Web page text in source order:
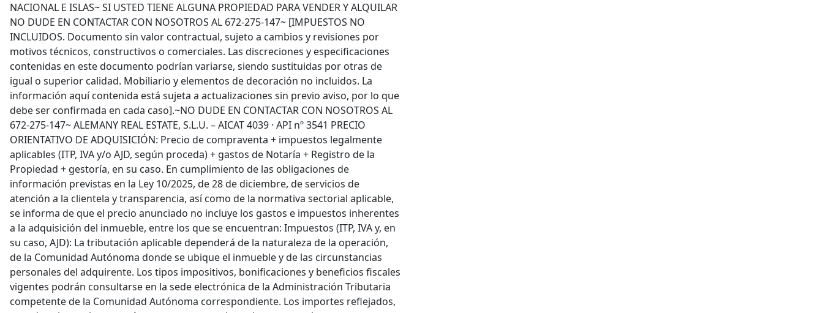
NACIONAL E ISLAS~ SI USTED TIENE ALGUNA PROPIEDAD PARA VENDER Y ALQUILAR
NO DUDE EN CONTACTAR CON NOSOTROS AL 672-275-147~ [IMPUESTOS NO
INCLUIDOS. Documento sin valor contractual, sujeto a cambios y revisiones por
motivos técnicos, constructivos o comerciales. Las discreciones y especificaciones
contenidas en este documento podrían variarse, siendo sustituidas por otras de
igual o superior calidad. Mobiliario y elementos de decoración no incluidos. La
información aquí contenida está sujeta a actualizaciones sin previo aviso, por lo que
debe ser confirmada en cada caso].~NO DUDE EN CONTACTAR CON NOSOTROS AL
672-275-147~ ALEMANY REAL ESTATE, S.L.U. – AICAT 4039 · API nº 3541 PRECIO
ORIENTATIVO DE ADQUISICIÓN: Precio de compraventa + impuestos legalmente
aplicables (ITP, IVA y/o AJD, según proceda) + gastos de Notaría + Registro de la
Propiedad + gestoría, en su caso. En cumplimiento de las obligaciones de
información previstas en la Ley 10/2025, de 28 de diciembre, de servicios de
atención a la clientela y transparencia, así como de la normativa sectorial aplicable,
se informa de que el precio anunciado no incluye los gastos e impuestos inherentes
a la adquisición del inmueble, entre los que se encuentran: Impuestos (ITP, IVA y, en
su caso, AJD): La tributación aplicable dependerá de la naturaleza de la operación,
de la Comunidad Autónoma donde se ubique el inmueble y de las circunstancias
personales del adquirente. Los tipos impositivos, bonificaciones y beneficios fiscales
vigentes podrán consultarse en la sede electrónica de la Administración Tributaria
competente de la Comunidad Autónoma correspondiente. Los importes reflejados,